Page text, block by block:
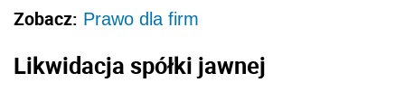
Zobacz: Prawo dla firm
Likwidacja spółki jawnej